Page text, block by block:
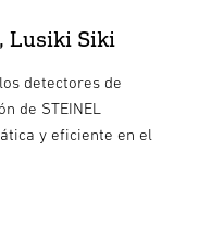
Lusiki Siki
detectores de
de STEINEL
y eficiente en el